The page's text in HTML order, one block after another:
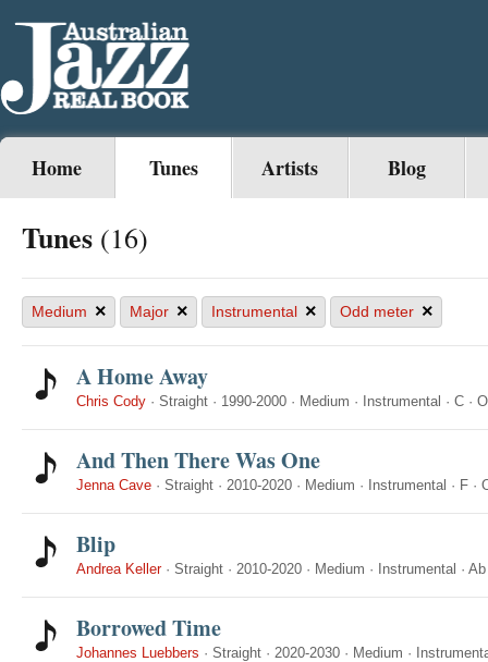
Home Tunes Artists Blog
Tunes (16)
Medium × Major × Instrumental × Odd meter ×
A Home Away
Chris Cody · Straight · 1990-2000 · Medium · Instrumental · C ·
And Then There Was One
Jenna Cave · Straight · 2010-2020 · Medium · Instrumental · F ·
Blip
Andrea Keller· Straight · 2010-2020 · Medium · Instrumental · Ab
Borrowed Time
Johannes Luebbers · Straight · 2020-2030 · Medium ·